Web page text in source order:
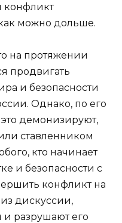
конфликт
можно дольше.
на протяжении
продвигать
и безопасности
Однако, по его
демонизируют,
ставленником
кто начинает
и безопасности с
конфликт на
дискуссии,
разрушают его